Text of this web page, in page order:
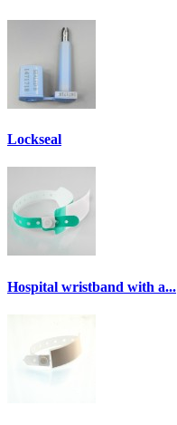
Lockseal
Hospital wristband with a...